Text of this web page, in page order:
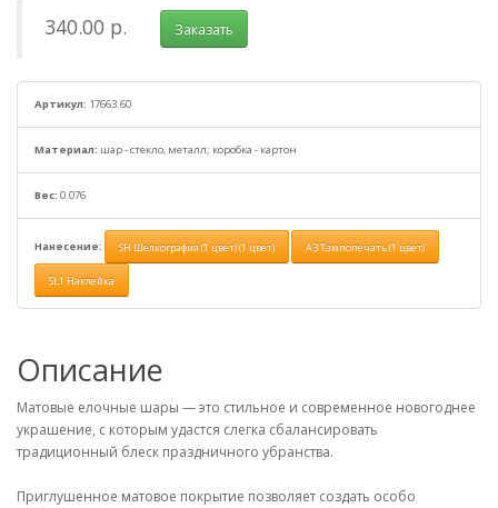
340.00 р. Заказать
Артикул: 17663.60
Материал: шар - стекло, металл; коробка - картон
Вес: 0.076
Нанесение: SH Шелкография (1 цвет) (1 цвет) A3 Тампопечать (1 цвет)
SL1 Наклейка
Описание
Матовые елочные шары — это стильное и современное новогоднее
украшение, с которым удастся слегка сбалансировать
традиционный блеск праздничного убранства.
Приглушенное матовое покрытие позволяет создать особо